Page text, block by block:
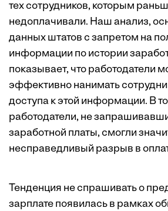
тех сотрудников, которым
недоплачивали. Наш анализ,
данных штатов с запретом на
информации по истории
показывает, что работодатели
эффективно нанимать
доступа к этой информации. В
работодатели, не
заработной платы, смогли
несправедливый разрыв в
Тенденция не спрашивать о
зарплате появилась в рамках